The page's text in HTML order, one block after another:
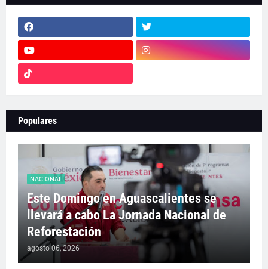
Populares
NACIONAL
Este Domingo en Aguascalientes se
llevará a cabo La Jornada Nacional de
Reforestación
agosto 06, 2026